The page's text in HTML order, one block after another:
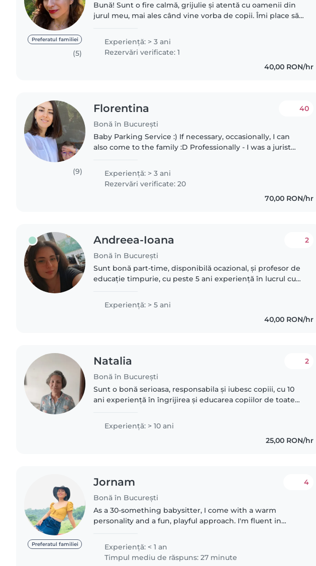
Preferatul familiei
(5)
Bună! Sunt o fire calmă, grijulie și atentă cu oamenii din
jurul meu, mai ales când vine vorba de copii. Îmi place să
dorințele!..
Experienţă: > 3 ani
Rezervări verificate: 1
40,00 RON/hr
(9)
Florentina
Bonă în București
40
Baby Parking Service :) If necessary, occasionally, I can
also come to the family :D Professionally - I was a jurist
Experienţă: > 3 ani
Rezervări verificate: 20
70,00 RON/hr
Andreea-Ioana
Bonă în București
2
Sunt bonă part-time, disponibilă ocazional, și profesor de
educație timpurie, cu peste 5 ani experiență în lucrul cu
responsabilă, care..
Experienţă: > 5 ani
40,00 RON/hr
Natalia
Bonă în București
2
Sunt o bonă serioasa, responsabila și iubesc copiii, cu 10
ani experiență în îngrijirea și educarea copiilor de toate
română,engleza,..
Experienţă: > 10 ani
25,00 RON/hr
Preferatul familiei
Jornam
Bonă în București
4
As a 30-something babysitter, I come with a warm
personality and a fun, playful approach. I'm fluent in
Experienţă: < 1 an
Timpul mediu de răspuns: 27 minute